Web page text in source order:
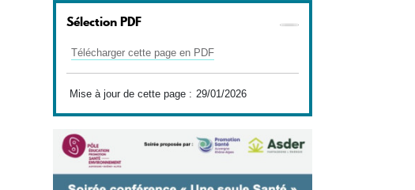
Sélection PDF
Télécharger cette page en PDF
Mise à jour de cette page : 29/01/2026